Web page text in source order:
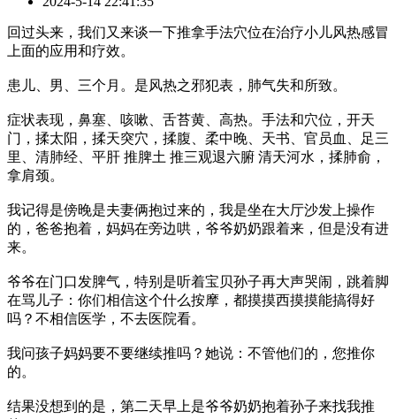
回过头来，我们又来谈一下推拿手法穴位在治疗小儿风热感冒
上面的应用和疗效。
患儿、男、三个月。是风热之邪犯表，肺气失和所致。
症状表现，鼻塞、咳嗽、舌苔黄、高热。手法和穴位，开天
门，揉太阳，揉天突穴，揉腹、柔中晚、天书、官员血、足三
里、清肺经、平肝 推脾土 推三观退六腑 清天河水，揉肺俞，
拿肩颈。
我记得是傍晚是夫妻俩抱过来的，我是坐在大厅沙发上操作
的，爸爸抱着，妈妈在旁边哄，爷爷奶奶跟着来，但是没有进
来。
爷爷在门口发脾气，特别是听着宝贝孙子再大声哭闹，跳着脚
在骂儿子：你们相信这个什么按摩，都摸摸西摸摸能搞得好
吗？不相信医学，不去医院看。
我问孩子妈妈要不要继续推吗？她说：不管他们的，您推你
的。
结果没想到的是，第二天早上是爷爷奶奶抱着孙子来找我推